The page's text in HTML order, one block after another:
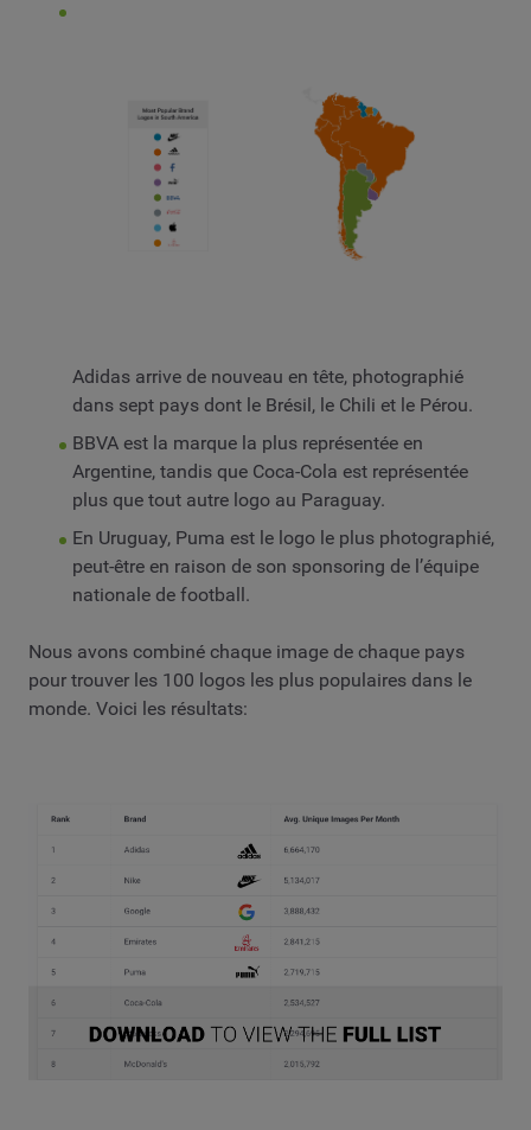
Adidas arrive de nouveau en tête, photographié
dans sept pays dont le Brésil, le Chili et le Pérou.
BBVA est la marque la plus représentée en
Argentine, tandis que Coca-Cola est représentée
plus que tout autre logo au Paraguay.
En Uruguay, Puma est le logo le plus photographié,
peut-être en raison de son sponsoring de l’équipe
nationale de football.
Nous avons combiné chaque image de chaque pays
pour trouver les 100 logos les plus populaires dans le
monde. Voici les résultats: